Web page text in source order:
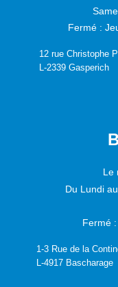
Fermé :
12 rue Christophe
L-2339 Gasperich
Le
Du Lundi
Fermé
1-3 Rue de la
L-4917 Bascharage